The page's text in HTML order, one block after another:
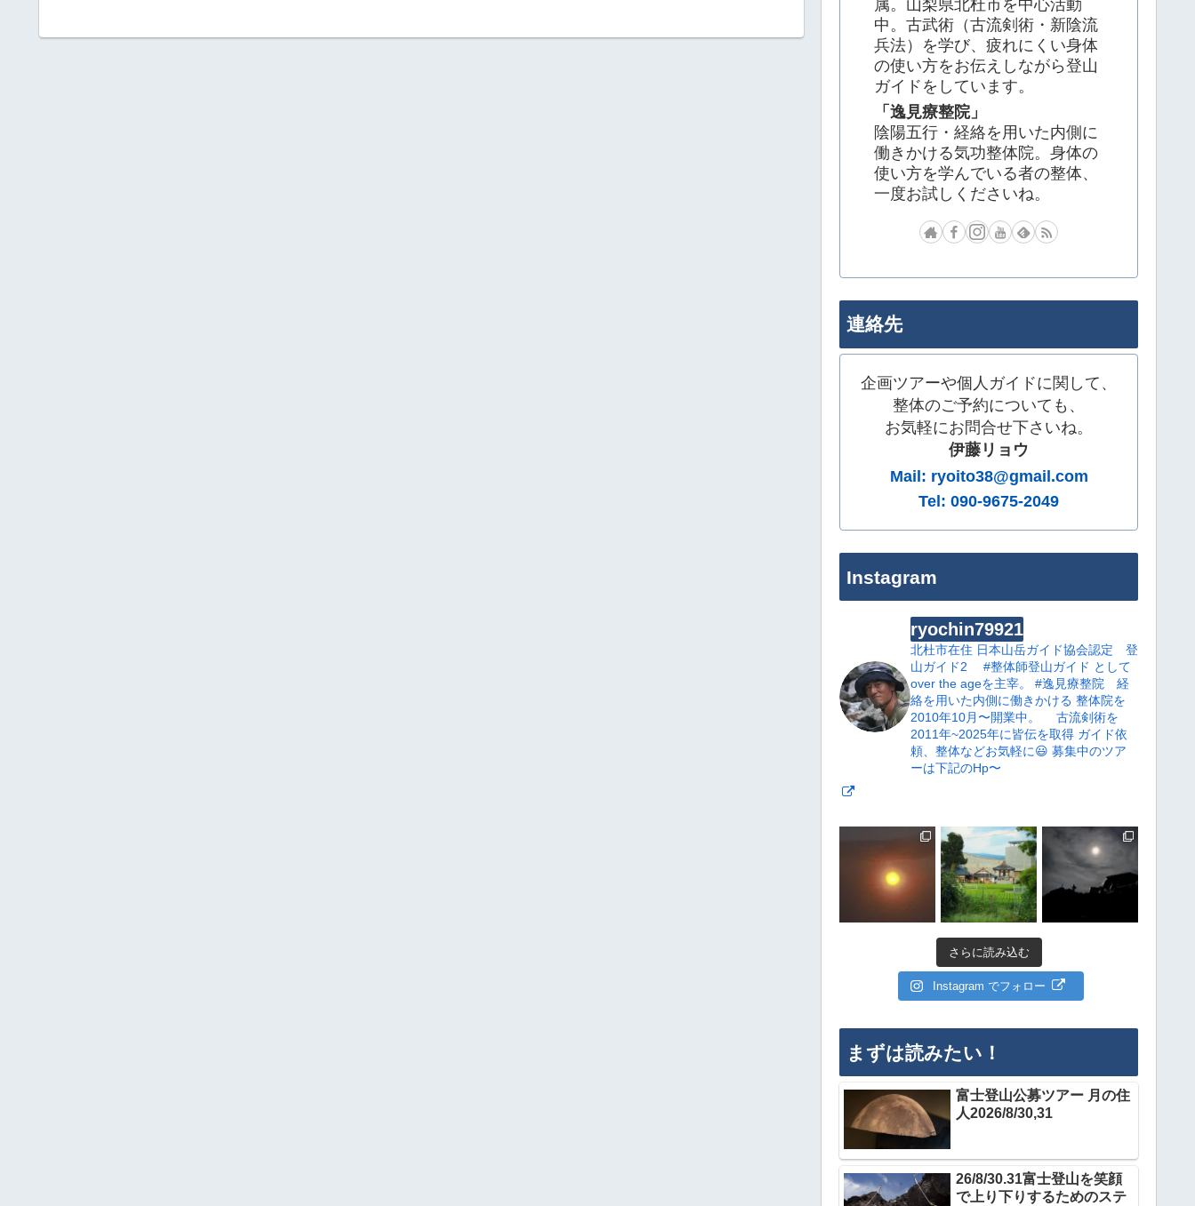
属。山梨県北杜市を中心活動
中。古武術（古流剣術・新陰流
兵法）を学び、疲れにくい身体
の使い方をお伝えしながら登山
ガイドをしています。
「逸見療整院」
陰陽五行・経絡を用いた内側に
働きかける気功整体院。身体の
使い方を学んでいる者の整体、
一度お試しくださいね。
連絡先
企画ツアーや個人ガイドに関して、
整体のご予約についても、
お気軽にお問合せ下さいね。
伊藤リョウ
Mail: ryoito38@gmail.com
Tel: 090-9675-2049
Instagram
ryochin79921
北杜市在住 日本山岳ガイド協会認定 登
山ガイド2
#整体師登山ガイド として
over the ageを主宰。
#逸見療整院 経
絡を用いた内側に働きかける 整体院を
2010年10月〜開業中。
古流剣術を
2011年~2025年に皆伝を取得 ガイド依
頼、整体などお気軽に😃 募集中のツア
ーは下記のHp〜
さらに読み込む
Instagram でフォロー
まずは読みたい！
富士登山公募ツアー 月の住
人2026/8/30,31
26/8/30.31富士登山を笑顔
で上り下りするためのステ